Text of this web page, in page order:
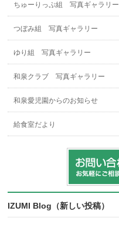
ちゅーりっぷ組 写真ギャラリー
つぼみ組 写真ギャラリー
ゆり組 写真ギャラリー
和泉クラブ 写真ギャラリー
和泉愛児園からのお知らせ
給食室だより
IZUMI Blog（新しい投稿）